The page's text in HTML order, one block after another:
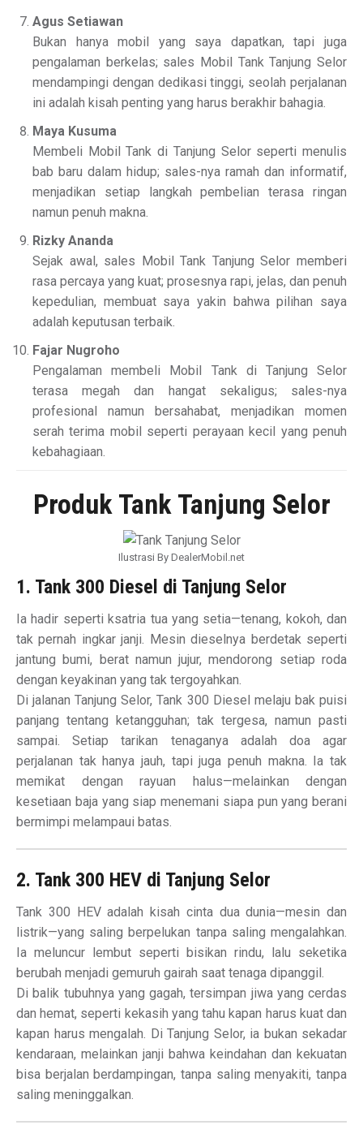
Agus Setiawan
Bukan hanya mobil yang saya dapatkan, tapi juga
pengalaman berkelas; sales Mobil Tank Tanjung Selor
mendampingi dengan dedikasi tinggi, seolah perjalanan
ini adalah kisah penting yang harus berakhir bahagia.
Maya Kusuma
Membeli Mobil Tank di Tanjung Selor seperti menulis
bab baru dalam hidup; sales-nya ramah dan informatif,
menjadikan setiap langkah pembelian terasa ringan
namun penuh makna.
Rizky Ananda
Sejak awal, sales Mobil Tank Tanjung Selor memberi
rasa percaya yang kuat; prosesnya rapi, jelas, dan penuh
kepedulian, membuat saya yakin bahwa pilihan saya
adalah keputusan terbaik.
Fajar Nugroho
Pengalaman membeli Mobil Tank di Tanjung Selor
terasa megah dan hangat sekaligus; sales-nya
profesional namun bersahabat, menjadikan momen
serah terima mobil seperti perayaan kecil yang penuh
kebahagiaan.
Produk Tank Tanjung Selor
Ilustrasi By DealerMobil.net
1. Tank 300 Diesel di Tanjung Selor
Ia hadir seperti ksatria tua yang setia—tenang, kokoh, dan
tak pernah ingkar janji. Mesin dieselnya berdetak seperti
jantung bumi, berat namun jujur, mendorong setiap roda
dengan keyakinan yang tak tergoyahkan.
Di jalanan Tanjung Selor, Tank 300 Diesel melaju bak puisi
panjang tentang ketangguhan; tak tergesa, namun pasti
sampai. Setiap tarikan tenaganya adalah doa agar
perjalanan tak hanya jauh, tapi juga penuh makna. Ia tak
memikat dengan rayuan halus—melainkan dengan
kesetiaan baja yang siap menemani siapa pun yang berani
bermimpi melampaui batas.
2. Tank 300 HEV di Tanjung Selor
Tank 300 HEV adalah kisah cinta dua dunia—mesin dan
listrik—yang saling berpelukan tanpa saling mengalahkan.
Ia meluncur lembut seperti bisikan rindu, lalu seketika
berubah menjadi gemuruh gairah saat tenaga dipanggil.
Di balik tubuhnya yang gagah, tersimpan jiwa yang cerdas
dan hemat, seperti kekasih yang tahu kapan harus kuat dan
kapan harus mengalah. Di Tanjung Selor, ia bukan sekadar
kendaraan, melainkan janji bahwa keindahan dan kekuatan
bisa berjalan berdampingan, tanpa saling menyakiti, tanpa
saling meninggalkan.